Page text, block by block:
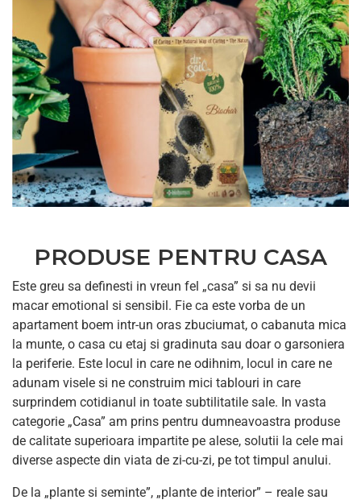
PRODUSE PENTRU CASA
Este greu sa definesti in vreun fel „casa” si sa nu devii
macar emotional si sensibil. Fie ca este vorba de un
apartament boem intr-un oras zbuciumat, o cabanuta mica
la munte, o casa cu etaj si gradinuta sau doar o garsoniera
la periferie. Este locul in care ne odihnim, locul in care ne
adunam visele si ne construim mici tablouri in care
surprindem cotidianul in toate subtilitatile sale. In vasta
categorie „Casa” am prins pentru dumneavoastra produse
de calitate superioara impartite pe alese, solutii la cele mai
diverse aspecte din viata de zi-cu-zi, pe tot timpul anului.
De la „plante si seminte”, „plante de interior” – reale sau